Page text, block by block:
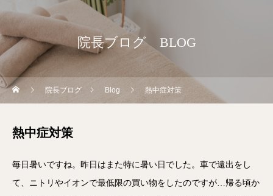
院長ブログ BLOG
院長ブログ Blog 熱中症対策
熱中症対策
毎日暑いですね。昨日はまた特に暑い日でした。車で遠出をし
て、ニトリやイオンで最低限の買い物をしたのですが…帰る頃か